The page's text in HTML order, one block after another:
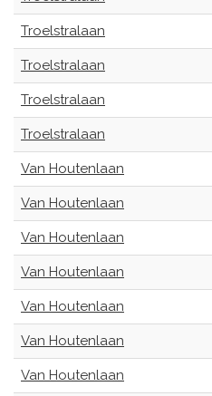
Troelstralaan
Troelstralaan
Troelstralaan
Troelstralaan
Van Houtenlaan
Van Houtenlaan
Van Houtenlaan
Van Houtenlaan
Van Houtenlaan
Van Houtenlaan
Van Houtenlaan